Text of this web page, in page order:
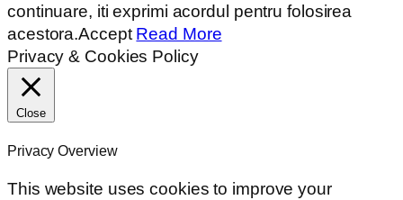
continuare, iti exprimi acordul pentru folosirea
acestora.Accept Read More
Privacy & Cookies Policy
Close
Privacy Overview
This website uses cookies to improve your